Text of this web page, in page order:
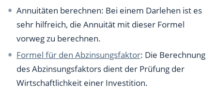
Annuitäten berechnen: Bei einem Darlehen ist es
sehr hilfreich, die Annuität mit dieser Formel
vorweg zu berechnen.
Formel für den Abzinsungsfaktor: Die Berechnung
des Abzinsungsfaktors dient der Prüfung der
Wirtschaftlichkeit einer Investition.